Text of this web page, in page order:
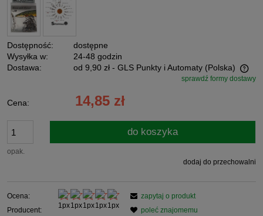
Dostępność:
dostępne
Wysyłka w:
24-48 godzin
Dostawa:
od 9,90 zł - GLS Punkty i Automaty (Polska)
Cena nie zawiera ewentualnych kosztów płatnościsprawdź formy dostawy
Cena: 14,85 zł
opak.
do koszyka
dodaj do przechowalni
Ocena:
Producent:
zapytaj o produkt
poleć znajomemu